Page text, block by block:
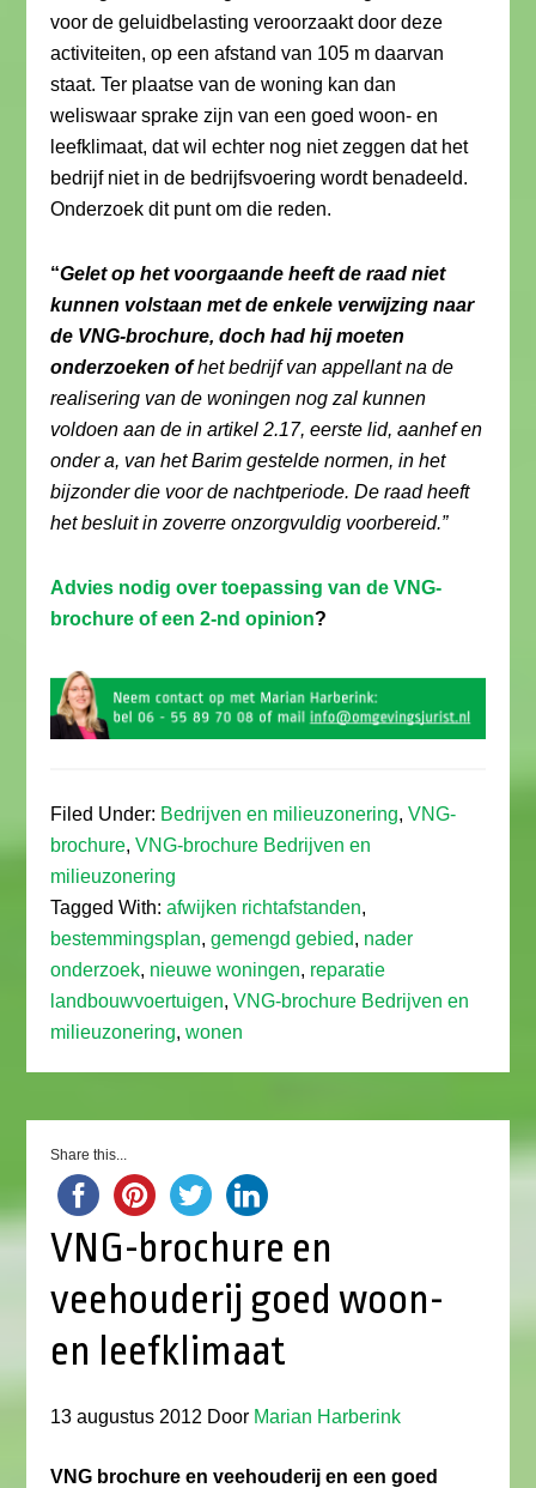
voor de geluidbelasting veroorzaakt door deze
activiteiten, op een afstand van 105 m daarvan
staat. Ter plaatse van de woning kan dan
weliswaar sprake zijn van een goed woon- en
leefklimaat, dat wil echter nog niet zeggen dat het
bedrijf niet in de bedrijfsvoering wordt benadeeld.
Onderzoek dit punt om die reden.
“Gelet op het voorgaande heeft de raad niet
kunnen volstaan met de enkele verwijzing naar
de VNG-brochure, doch had hij moeten
onderzoeken ofhet bedrijf van appellant na de
realisering van de woningen nog zal kunnen
voldoen aan de in artikel 2.17, eerste lid, aanhef en
onder a, van het Barim gestelde normen, in het
bijzonder die voor de nachtperiode. De raad heeft
het besluit in zoverre onzorgvuldig voorbereid.”
Advies nodig over toepassing van de VNG-
brochure of een 2-nd opinion?
Filed Under: Bedrijven en milieuzonering,VNG-
brochure,VNG-brochure Bedrijven en
milieuzonering
Tagged With:afwijken richtafstanden,
bestemmingsplan,gemengd gebied, nader
onderzoek, nieuwe woningen, reparatie
landbouwvoertuigen,VNG-brochure Bedrijven en
milieuzonering,wonen
Share this...
VNG-brochure en
veehouderij goed woon-
en leefklimaat
13 augustus 2012 Door Marian Harberink
VNG brochure en veehouderij en een goed